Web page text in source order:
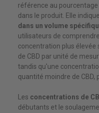
référence au
dans le produit. Elle
dans un volume
utilisateurs de
concentration plus élevée
de CBD par unité de
tandis qu'une
quantité moindre de
Les concentrations de
débutants et le